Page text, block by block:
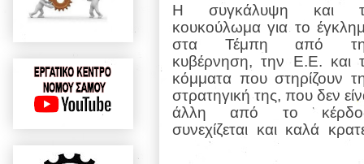
Η συγκάλυψη και
κουκούλωμα για το
στα Τέμπη από
κυβέρνηση, την Ε.Ε. και
κόμματα που στηρίζουν
στρατηγική της, που δεν
άλλη από το
συνεχίζεται και καλά